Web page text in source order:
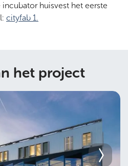
huisvest het eerste
cityfab 1.
het project